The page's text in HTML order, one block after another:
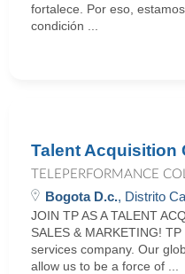
fortalece. Por eso,
condición ...
Talent Acquisition
TELEPERFORMANCE
Bogota D.c., Distrito
JOIN TP AS A TALENT
SALES & MARKETING!
services company. Our
allow us to be a force of ...